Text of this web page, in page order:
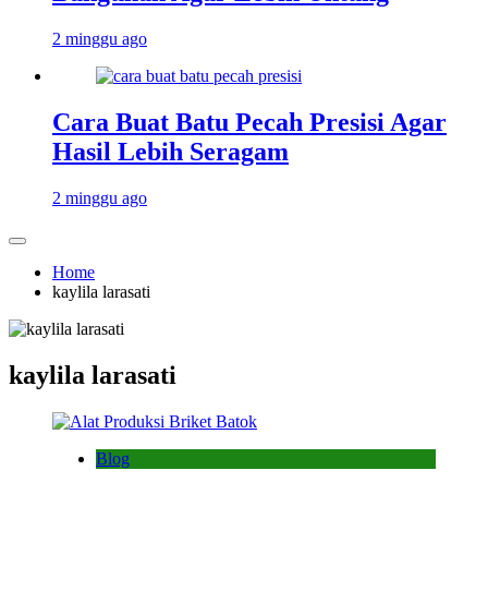
2 minggu ago
Cara Buat Batu Pecah Presisi Agar
Hasil Lebih Seragam
2 minggu ago
Home
kaylila larasati
kaylila larasati
Blog